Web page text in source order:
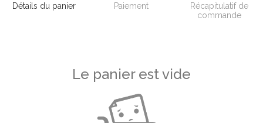
Détails du panier Paiement
Récapitulatif de
commande
Le panier est vide